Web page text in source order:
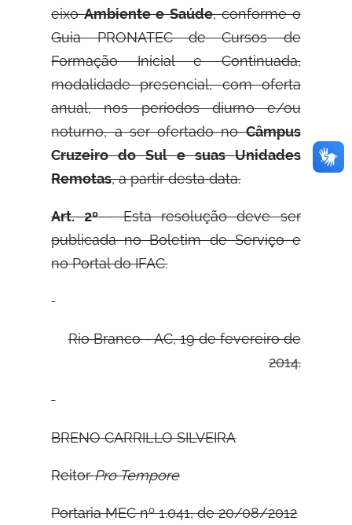
eixoAmbiente e Saúde, conforme o
Guia PRONATEC de Cursos de
Formação Inicial e Continuada,
modalidade presencial, com oferta
anual, nos períodos diurno e/ou
noturno, a ser ofertado noCâmpus
Cruzeiro do Sul e suas Unidades
Remotas, a partir desta data.
Art. 2º- Esta resolução deve ser
publicada no Boletim de Serviço e
no Portal do IFAC.
Rio Branco - AC, 19 de fevereiro de
2014.
BRENOCARRILLOSILVEIRA
ReitorPro Tempore
Portaria MEC nº 1.041, de 20/08/2012